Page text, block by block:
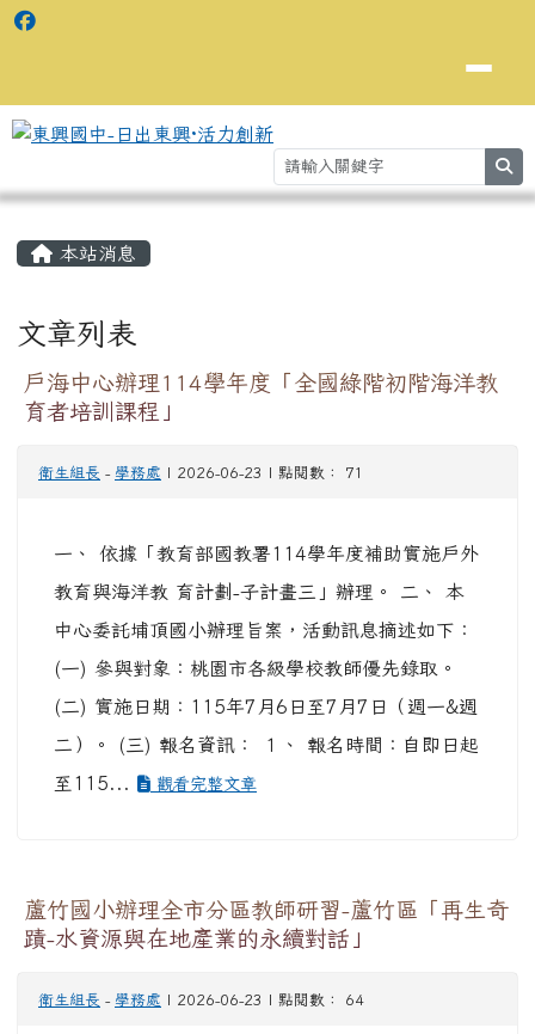
本站消息
文章列表
戶海中心辦理114學年度「全國綠階初階海洋教
育者培訓課程」
衛生組長 - 學務處 | 2026-06-23 | 點閱數： 71
一、 依據「教育部國教署114學年度補助實施戶外
教育與海洋教 育計劃-子計畫三」辦理。 二、 本
中心委託埔頂國小辦理旨案，活動訊息摘述如下：
(一) 參與對象：桃園市各級學校教師優先錄取。
(二) 實施日期：115年7月6日至7月7日（週一&週
二）。 (三) 報名資訊： １、 報名時間：自即日起
至115...
觀看完整文章
蘆竹國小辦理全市分區教師研習-蘆竹區「再生奇
蹟-水資源與在地產業的永續對話」
衛生組長 - 學務處 | 2026-06-23 | 點閱數： 64